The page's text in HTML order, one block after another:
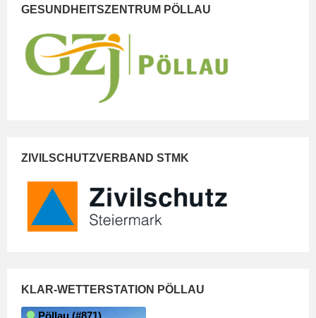
GESUNDHEITSZENTRUM PÖLLAU
ZIVILSCHUTZVERBAND STMK
KLAR-WETTERSTATION PÖLLAU